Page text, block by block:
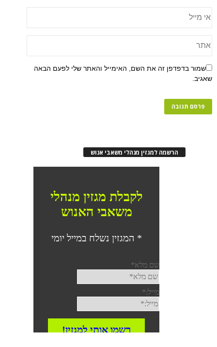
שמור בדפדפן זה את השם, האימייל והאתר שלי לפעם הבאה
שאגיב.
הרשמה למגזין מנהלי משאבי אנוש